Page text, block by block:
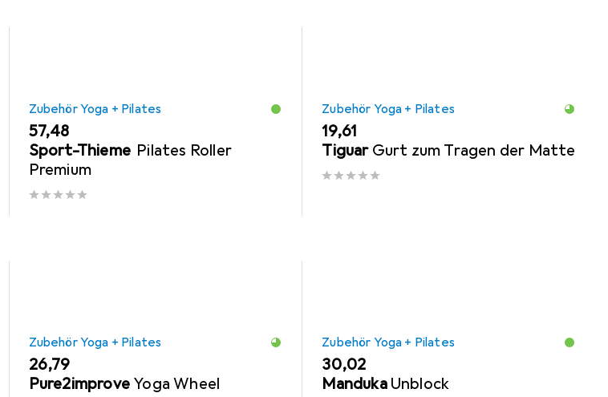
Zubehör Yoga + Pilates
EUR
57,48
Sport-Thieme Pilates Roller
Premium
Zubehör Yoga + Pilates
EUR
19,61
Tiguar Gurt zum Tragen der Matte
Zubehör Yoga + Pilates
EUR
26,79
Pure2improve Yoga Wheel
Zubehör Yoga + Pilates
EUR
30,02
Manduka Unblock